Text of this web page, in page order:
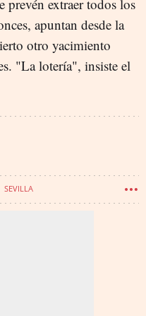
prevén extraer todos los
apuntan desde la
otro yacimiento
"La lotería", insiste el
SEVILLA